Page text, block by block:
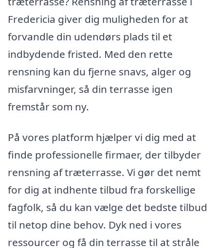
Fredericia giver dig muligheden for at
forvandle din udendørs plads til et
indbydende fristed. Med den rette
rensning kan du fjerne snavs, alger og
misfarvninger, så din terrasse igen
fremstår som ny.
På vores platform hjælper vi dig med at
finde professionelle firmaer, der tilbyder
rensning af træterrasse. Vi gør det nemt
for dig at indhente tilbud fra forskellige
fagfolk, så du kan vælge det bedste tilbud
til netop dine behov. Dyk ned i vores
ressourcer og få din terrasse til at stråle